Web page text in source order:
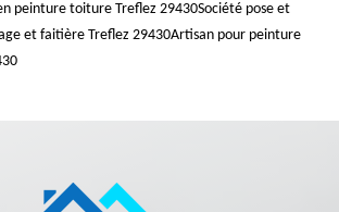
peinture toiture Treflez 29430Société pose et
et faitière Treflez 29430Artisan pour peinture